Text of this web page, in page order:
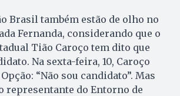
Brasil também estão de olho no
Fernanda, considerando que o
Tião Caroço tem dito que
Na sexta-feira, 10, Caroço
“Não sou candidato”. Mas
representante do Entorno de